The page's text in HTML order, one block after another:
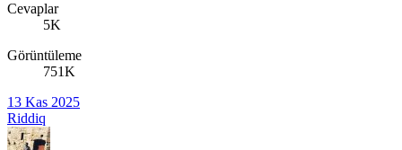
Cevaplar
5K
Görüntüleme
751K
13 Kas 2025
Riddiq